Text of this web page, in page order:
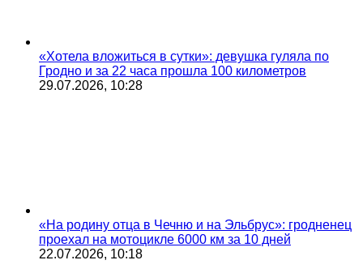
«Хотела вложиться в сутки»: девушка гуляла по
Гродно и за 22 часа прошла 100 километров
29.07.2026, 10:28
«На родину отца в Чечню и на Эльбрус»: гродненец
проехал на мотоцикле 6000 км за 10 дней
22.07.2026, 10:18